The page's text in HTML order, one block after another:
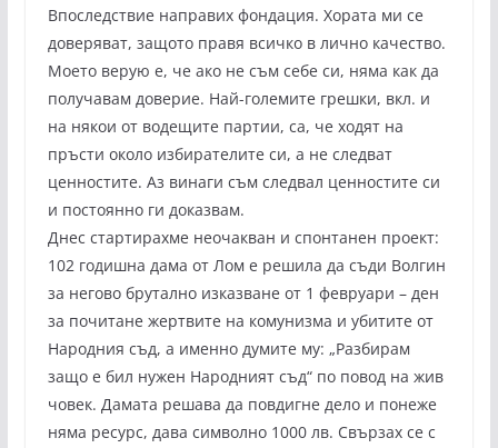
Впоследствие направих фондация. Хората ми се
доверяват, защото правя всичко в лично качество.
Моето верую е, че ако не съм себе си, няма как да
получавам доверие. Най-големите грешки, вкл. и
на някои от водещите партии, са, че ходят на
пръсти около избирателите си, а не следват
ценностите. Аз винаги съм следвал ценностите си
и постоянно ги доказвам.
Днес стартирахме неочакван и спонтанен проект:
102 годишна дама от Лом е решила да съди Волгин
за негово брутално изказване от 1 февруари – ден
за почитане жертвите на комунизма и убитите от
Народния съд, а именно думите му: „Разбирам
защо е бил нужен Народният съд“ по повод на жив
човек. Дамата решава да повдигне дело и понеже
няма ресурс, дава символно 1000 лв. Свързах се с